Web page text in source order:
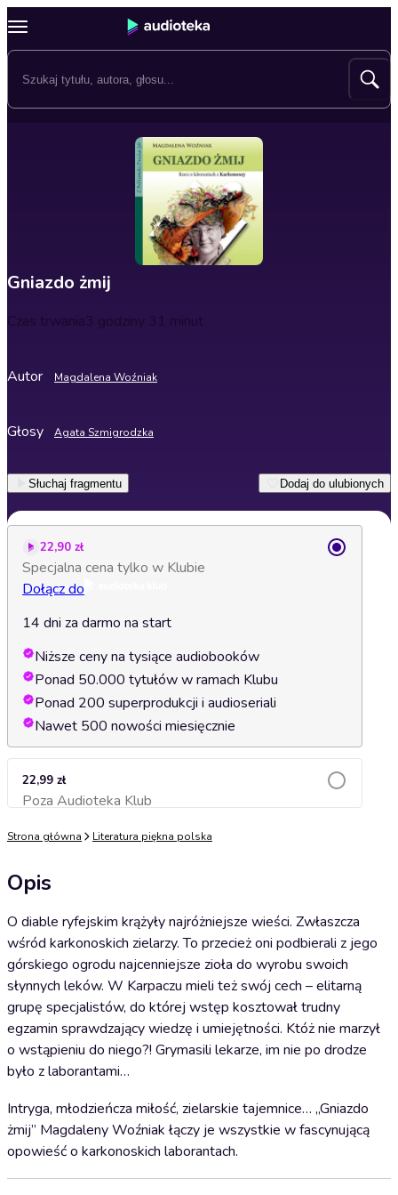
Gniazdo żmij
Czas trwania3 godziny 31 minut
Autor Magdalena Woźniak
Głosy Agata Szmigrodzka
Słuchaj fragmentu Dodaj do ulubionych
22,90 zł
Specjalna cena tylko w Klubie
Dołącz do
14 dni za darmo na start
Niższe ceny na tysiące audiobooków
Ponad 50.000 tytułów w ramach Klubu
Ponad 200 superprodukcji i audioseriali
Nawet 500 nowości miesięcznie
22,99 zł
Poza Audioteka KlubDodaj do koszyka
Strona główna Literatura piękna polska
Opis
O diable ryfejskim krążyły najróżniejsze wieści. Zwłaszcza
wśród karkonoskich zielarzy. To przecież oni podbierali z jego
górskiego ogrodu najcenniejsze zioła do wyrobu swoich
słynnych leków. W Karpaczu mieli też swój cech – elitarną
grupę specjalistów, do której wstęp kosztował trudny
egzamin sprawdzający wiedzę i umiejętności. Któż nie marzył
o wstąpieniu do niego?! Grymasili lekarze, im nie po drodze
było z laborantami…
Intryga, młodzieńcza miłość, zielarskie tajemnice… „Gniazdo
żmij” Magdaleny Woźniak łączy je wszystkie w fascynującą
opowieść o karkonoskich laborantach.